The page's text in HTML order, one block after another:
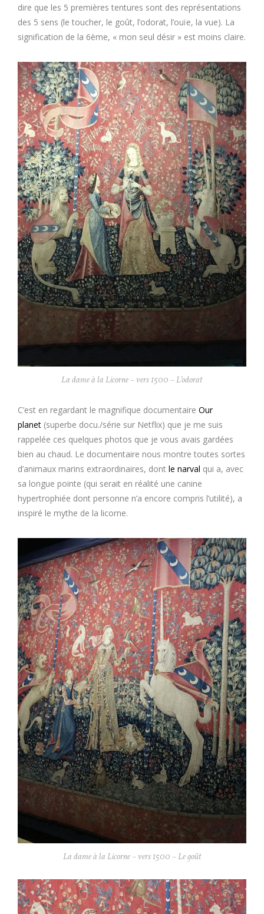
dire que les 5 premières tentures sont des représentations
des 5 sens (le toucher, le goût, l’odorat, l’ouïe, la vue). La
signification de la 6ème, « mon seul désir » est moins claire.
La dame à la Licorne – vers 1500 – L’odorat
C’est en regardant le magnifique documentaire Our
planet (superbe docu./série sur Netflix) que je me suis
rappelée ces quelques photos que je vous avais gardées
bien au chaud. Le documentaire nous montre toutes sortes
d’animaux marins extraordinaires, dont le narval qui a, avec
sa longue pointe (qui serait en réalité une canine
hypertrophiée dont personne n’a encore compris l’utilité), a
inspiré le mythe de la licorne.
La dame à la Licorne – vers 1500 – Le goût